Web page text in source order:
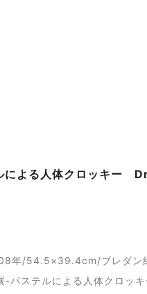
による人体クロッキー
年/54.5×39.4cm/ブレダン
-パステルによる人体クロッ